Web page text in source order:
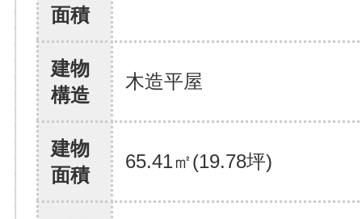
面積
建物
構造
木造平屋
建物
面積
65.41㎡(19.78坪)